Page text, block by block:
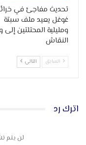
تحديث مفاجئ في
غوغل يعيد ملف سبتة
ومليلية المحتلتين
النقاش
السابق التالي
اترك رد
لن يتم